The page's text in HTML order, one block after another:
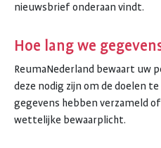
nieuwsbrief onderaan vindt.
Hoe lang we
ReumaNederland bewaart uw
deze nodig zijn om de doelen
gegevens hebben verzameld
wettelijke bewaarplicht.